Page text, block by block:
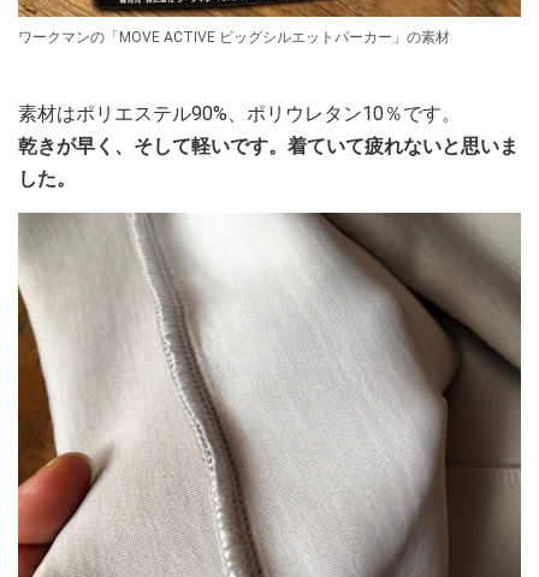
ワークマンの「MOVE ACTIVE ビッグシルエットパーカー」の素材
素材はポリエステル90%、ポリウレタン10％です。
乾きが早く、そして軽いです。着ていて疲れないと思いま
した。